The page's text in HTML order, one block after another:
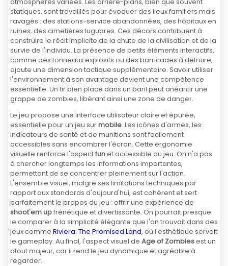
statiques, sont travaillés pour évoquer des lieux familiers mais
ravagés : des stations-service abandonnées, des hôpitaux en
ruines, des cimetières lugubres. Ces décors contribuent à
construire le récit implicite de la chute de la civilisation et de la
survie de l'individu. La présence de petits éléments interactifs,
comme des tonneaux explosifs ou des barricades à détruire,
ajoute une dimension tactique supplémentaire. Savoir utiliser
l'environnement à son avantage devient une compétence
essentielle. Un tir bien placé dans un baril peut anéantir une
grappe de zombies, libérant ainsi une zone de danger.
Le jeu propose une interface utilisateur claire et épurée,
essentielle pour un jeu surmobile. Les icônes d'armes, les
indicateurs de santé et de munitions sont facilement
accessibles sans encombrer l'écran. Cette ergonomie
visuelle renforce l'aspectfunet accessible du jeu. On n'a pas
à chercher longtemps les informations importantes,
permettant de se concentrer pleinement sur l'action.
L'ensemble visuel, malgré ses limitations techniques par
rapport aux standards d'aujourd'hui, est cohérent et sert
parfaitement le propos du jeu : offrir une expérience de
shoot'em upfrénétique et divertissante. On pourrait presque
le comparer à la simplicité élégante que l'on trouvait dans des
jeux comme Riviera: The Promised Land, où l'esthétique servait
le gameplay. Au final, l'aspect visuel de Age of Zombiesest un
atout majeur, car il rend le jeu dynamique et agréable à
regarder.